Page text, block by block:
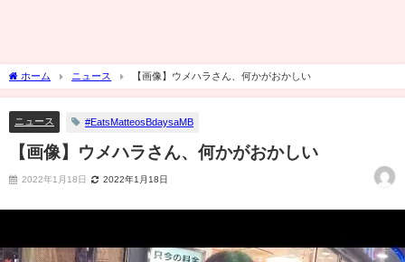
ホーム ニュース 【画像】ウメハラさん、何かがおかしい
ニュース #EatsMatteosBdaysaMB
【画像】ウメハラさん、何かがおかしい
2022年1月18日 2022年1月18日